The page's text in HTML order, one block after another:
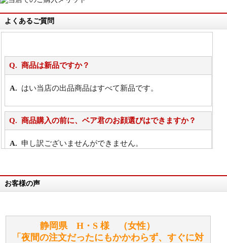
よくあるご質問
商品は新品ですか？
はい当店の出品商品はすべて新品です。
商品購入の前に、ベア君のお顔選びはできますか？
申し訳ございませんができません。
万が一欲しい商品が見つからない場合は、探して取り
お任せください！それは当店が謡っています「おも
てなしの心」で対応させていただきます。
お客様の声
静岡県 H・S 様 （女性）
「夜間の注文だったにもかかわらず、すぐに対